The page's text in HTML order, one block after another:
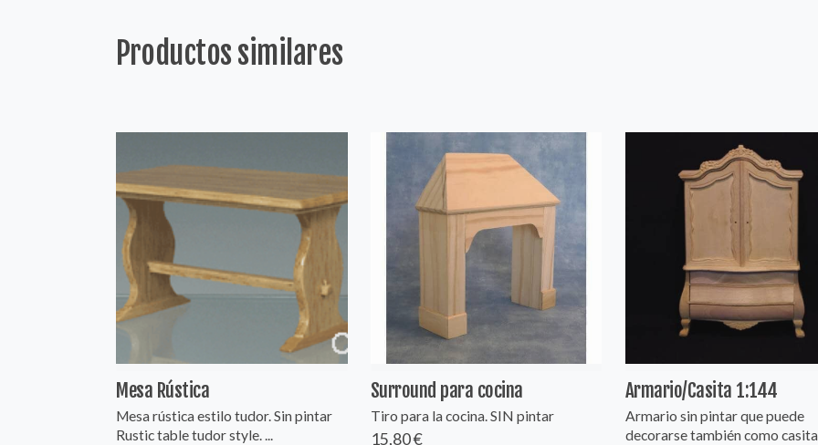
Productos similares
Mesa Rústica
Mesa rústica estilo tudor. Sin pintar
Rustic table tudor style. ...
Surround para cocina
Tiro para la cocina. SIN pintar
15,80 €
Armario/Casita 1:144
Armario sin pintar que puede
decorarse también como casita